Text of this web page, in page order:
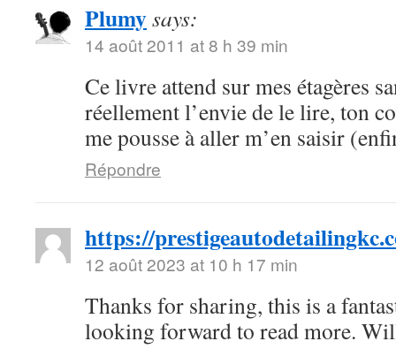
Plumysays:
14 août 2011 at 8 h 39 min
Ce livre attend sur mes étagères
réellement l’envie de le lire, ton
me pousse à aller m’en saisir
Répondre
https://
12 août 2023 at 10 h 17 min
Thanks for sharing, this is a
looking forward to read more.